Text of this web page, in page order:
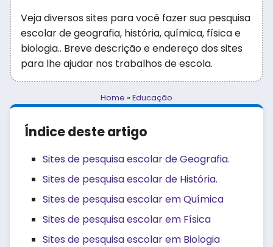
Veja diversos sites para você fazer sua pesquisa
escolar de geografia, história, química, física e
biologia.. Breve descrição e endereço dos sites
para lhe ajudar nos trabalhos de escola.
Home » Educação
Índice deste artigo
Sites de pesquisa escolar de Geografia.
Sites de pesquisa escolar de História.
Sites de pesquisa escolar em Química
Sites de pesquisa escolar em Física
Sites de pesquisa escolar em Biologia